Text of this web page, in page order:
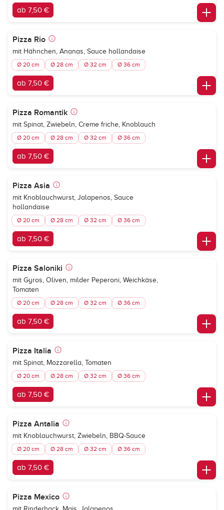
ab 7,50 €
Pizza Rio
mit Hähnchen, Ananas, Sauce hollandaise
Ø 20 cm Ø 28 cm Ø 32 cm Ø 36 cm
ab 7,50 €
Pizza Romantik
mit Spinat, Zwiebeln, Creme friche, Knoblauch
Ø 20 cm Ø 28 cm Ø 32 cm Ø 36 cm
ab 7,50 €
Pizza Asia
mit Knoblauchwurst, Jalapenos, Sauce
hollandaise
Ø 20 cm Ø 28 cm Ø 32 cm Ø 36 cm
ab 7,50 €
Pizza Saloniki
mit Gyros, Oliven, milder Peperoni, Weichkäse,
Tomaten
Ø 20 cm Ø 28 cm Ø 32 cm Ø 36 cm
ab 7,50 €
Pizza Italia
mit Spinat, Mozzarella, Tomaten
Ø 20 cm Ø 28 cm Ø 32 cm Ø 36 cm
ab 7,50 €
Pizza Antalia
mit Knoblauchwurst, Zwiebeln, BBQ-Sauce
Ø 20 cm Ø 28 cm Ø 32 cm Ø 36 cm
ab 7,50 €
Pizza Mexico